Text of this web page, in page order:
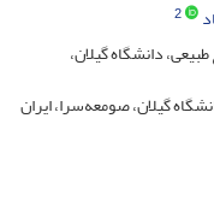
2
دانشگاه گیلان،
گیلان، صومعه‌سرا، ایران